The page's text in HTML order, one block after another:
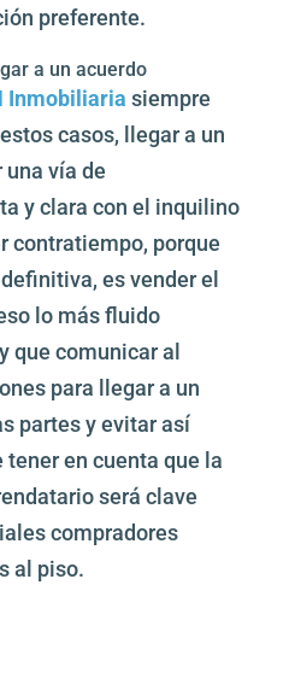
preferente.
a un acuerdo
Inmobiliaria siempre
casos, llegar a un
vía de
y clara con el inquilino
contratiempo, porque
es vender el
lo más fluido
que comunicar al
para llegar a un
partes y evitar así
en cuenta que la
será clave
compradores
al piso.